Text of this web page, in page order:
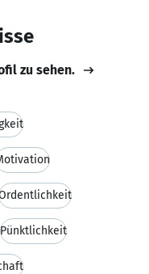
zu sehen.
Pünktlichkeit